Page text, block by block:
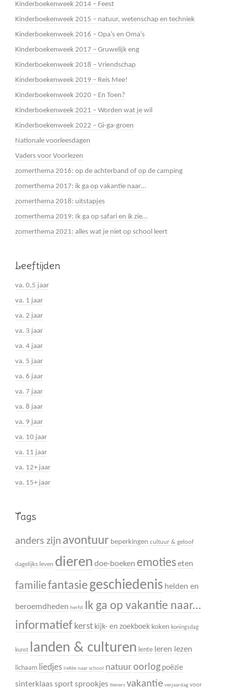
Kinderboekenweek 2014 – Feest
Kinderboekenweek 2015 – natuur, wetenschap en techniek
Kinderboekenweek 2016 – Opa’s en Oma’s
Kinderboekenweek 2017 – Gruwelijk eng
Kinderboekenweek 2018 – Vriendschap
Kinderboekenweek 2019 – Reis Mee!
Kinderboekenweek 2020 – En Toen?
Kinderboekenweek 2021 – Worden wat je wil
Kinderboekenweek 2022 – Gi-ga-groen
Nationale voorleesdagen
Vaders voor Voorlezen
zomerthema 2016: op de achterband of op de camping
zomerthema 2017: ik ga op vakantie naar…
zomerthema 2018: uitstapjes
zomerthema 2019: Ik ga op safari en ik zie…
zomerthema 2021: alles wat je niet op school leert
Leeftijden
va. 0,5 jaar
va. 1 jaar
va. 2 jaar
va. 3 jaar
va. 4 jaar
va. 5 jaar
va. 6 jaar
va. 7 jaar
va. 8 jaar
va. 9 jaar
va. 10 jaar
va. 11 jaar
va. 12+ jaar
va. 15+ jaar
Tags
anders zijn avontuur beperkingen cultuur & geloof
dagelijks leven dieren doe-boeken emotieseten
familiefantasie geschiedenis helden en
beroemdheden herfst Ik ga op vakantie naar...
informatief kerst kijk- en zoekboek koken koningsdag
kunst landen & culturen lente leren lezen
lichaam liedjes liefde naar school natuur oorlog poëzie
sinterklaas sport sprookjes tieners vakantie verjaardag voor